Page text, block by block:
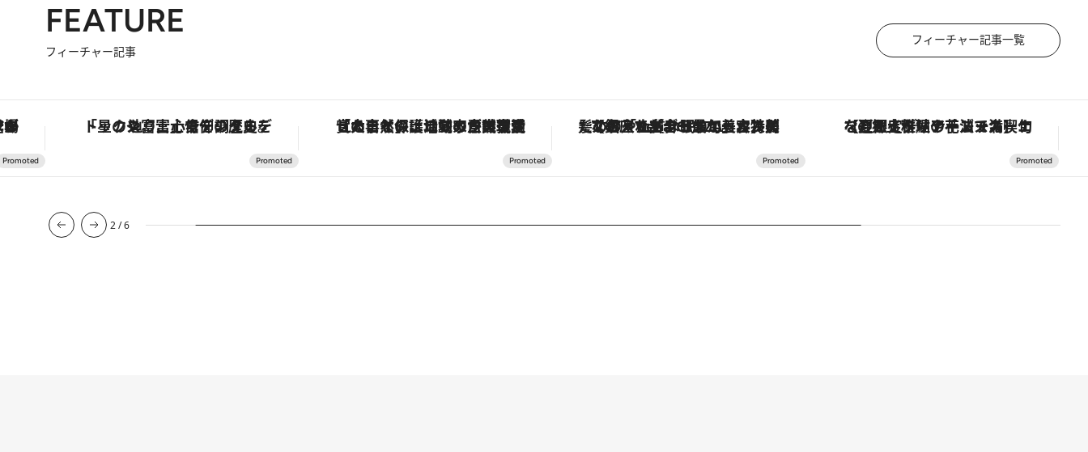
FEATURE
フィーチャー記事
フィーチャー記事一覧
える。 「大事なのは地域の意識を変えること」。ロレックス賞受賞の自然保護活動家が実現させたナイジェリアの自然環境の復活 【銀座で出合う最旬美容】美髪ケアや上質な眠り…セルフケアのアップデートから、特別な名入れギフトまで。大人のための「ReFa GINZA」クルーズ 【夏限定ディナーコース】旬を迎える稚鮎や花ズッキーニなどをイタリア・トスカーナの郷土料理の手法で満喫！ 「土佐和ハーブかき氷」がOMO7高知に登場！生姜、山椒、大葉など目にも舌にも涼を呼ぶ郷土の味
3/6